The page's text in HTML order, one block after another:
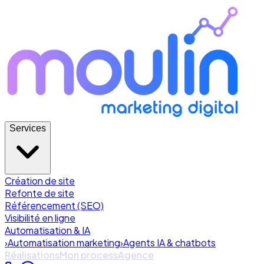
Services
Création de site
Refonte de site
Référencement (SEO)
Visibilité en ligne
Automatisation & IA
›Automatisation marketing›Agents IA & chatbots
RéalisationsMon processAgence